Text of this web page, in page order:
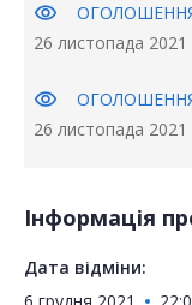
visibility
26 листопада 2021
visibility
26 листопада 2021
Інформація
Дата відміни: